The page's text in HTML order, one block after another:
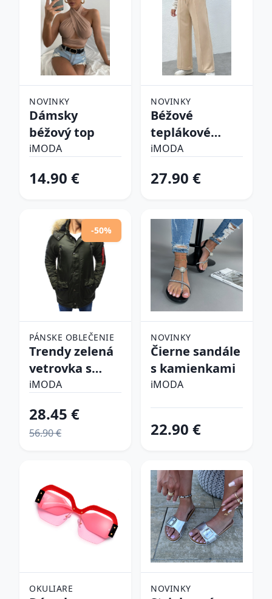
NOVINKY
Dámsky
béžový top
iMODA
14.90 €
NOVINKY
Béžové
teplákové
nohavice
iMODA
27.90 €
-50%
PÁNSKE OBLEČENIE
Trendy zelená
vetrovka s
kapucňou
iMODA
28.45 €
56.90 €
NOVINKY
Čierne sandále
s kamienkami
iMODA
22.90 €
OKULIARE NOVINKY